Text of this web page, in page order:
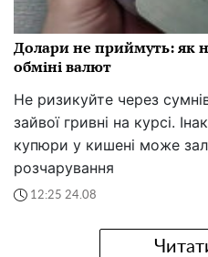
Долари не приймуть: як
обміні валют
Не ризикуйте через
зайвої гривні на курсі.
купюри у кишені може
розчарування
12:25 24.08